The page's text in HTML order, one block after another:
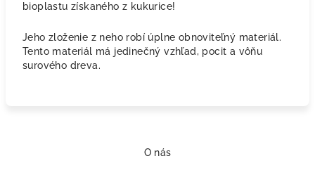
bioplastu získaného z kukurice!
Jeho zloženie z neho robí úplne obnoviteľný materiál.
Tento materiál má jedinečný vzhľad, pocit a vôňu
surového dreva.
O nás